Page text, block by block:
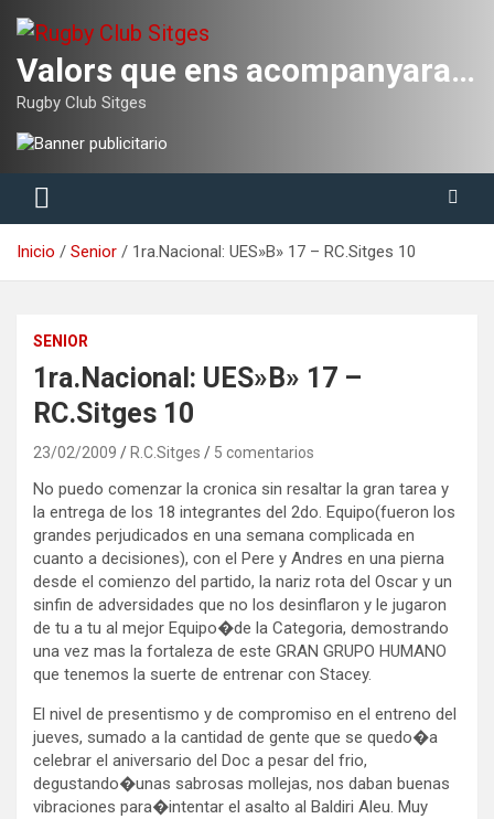
contenido
Valors que ens acompanyaran tota la vida
Rugby Club Sitges
Inicio Senior 1ra.Nacional: UES»B» 17 – RC.Sitges 10
SENIOR
1ra.Nacional: UES»B» 17 –
RC.Sitges 10
23/02/2009 R.C.Sitges 5 comentarios
No puedo comenzar la cronica sin resaltar la gran tarea y
la entrega de los 18 integrantes del 2do. Equipo(fueron los
grandes perjudicados en una semana complicada en
cuanto a decisiones), con el Pere y Andres en una pierna
desde el comienzo del partido, la nariz rota del Oscar y un
sinfin de adversidades que no los desinflaron y le jugaron
de tu a tu al mejor Equipo�de la Categoria, demostrando
una vez mas la fortaleza de este GRAN GRUPO HUMANO
que tenemos la suerte de entrenar con Stacey.
El nivel de presentismo y de compromiso en el entreno del
jueves, sumado a la cantidad de gente que se quedo�a
celebrar el aniversario del Doc a pesar del frio,
degustando�unas sabrosas mollejas, nos daban buenas
vibraciones para�intentar el asalto al Baldiri Aleu. Muy